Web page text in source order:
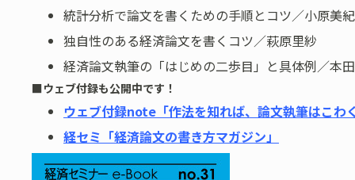
統計分析で論文を書くための手順とコツ／小原美紀
独自性のある経済論文を書くコツ／萩原里紗
経済論文執筆の「はじめの二歩目」と具体例／本
■ウェブ付録も公開中です！
ウェブ付録note「作法を知れば、論文執筆はこわ
経セミ「経済論文の書き方マガジン」